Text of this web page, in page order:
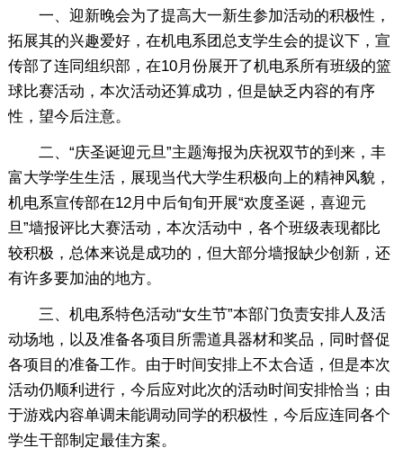
一、迎新晚会为了提高大一新生参加活动的积极性，
拓展其的兴趣爱好，在机电系团总支学生会的提议下，宣
传部了连同组织部，在10月份展开了机电系所有班级的篮
球比赛活动，本次活动还算成功，但是缺乏内容的有序
性，望今后注意。
二、“庆圣诞迎元旦”主题海报为庆祝双节的到来，丰
富大学学生生活，展现当代大学生积极向上的精神风貌，
机电系宣传部在12月中后旬旬开展“欢度圣诞，喜迎元
旦”墙报评比大赛活动，本次活动中，各个班级表现都比
较积极，总体来说是成功的，但大部分墙报缺少创新，还
有许多要加油的地方。
三、机电系特色活动“女生节”本部门负责安排人及活
动场地，以及准备各项目所需道具器材和奖品，同时督促
各项目的准备工作。由于时间安排上不太合适，但是本次
活动仍顺利进行，今后应对此次的活动时间安排恰当；由
于游戏内容单调未能调动同学的积极性，今后应连同各个
学生干部制定最佳方案。